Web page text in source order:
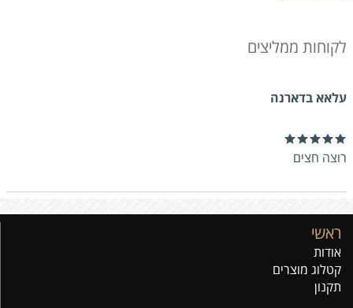
לקוחות ממליצים
עלאא בדארנה
רוצה חצים
ראשי
אודות
קטלוג מוצרים
תקנון